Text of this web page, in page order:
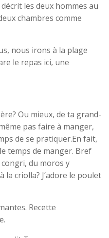
les deux hommes au
chambres comme
nous irons à la plage
le repas ici, une
Ou mieux, de ta grand-
pas faire à manger,
de se pratiquer.En fait,
temps de manger. Bref
congri, du moros y
criolla? J’adore le poulet
Recette